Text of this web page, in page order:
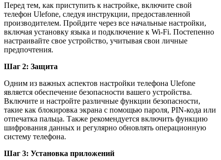
Перед тем, как приступить к настройке, включите свой
телефон Ulefone, следуя инструкции, предоставленной
производителем. Пройдите через все начальные настройки,
включая установку языка и подключение к Wi-Fi. Постепенно
настраивайте свое устройство, учитывая свои личные
предпочтения.
Шаг 2: Защита
Одним из важных аспектов настройки телефона Ulefone
является обеспечение безопасности вашего устройства.
Включите и настройте различные функции безопасности,
такие как блокировка экрана с помощью пароля, PIN-кода или
отпечатка пальца. Также рекомендуется включить функцию
шифрования данных и регулярно обновлять операционную
систему телефона.
Шаг 3: Установка приложений